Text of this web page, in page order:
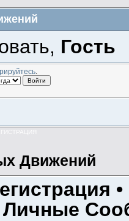
Гость
.
Движений
•
Личные